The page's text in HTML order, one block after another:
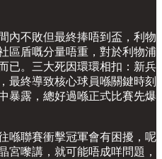
內不敗但最終捧唔到盃，利物
區盾嘅分量唔重，對於利物浦
已。三大死因環環相扣：新兵
最終導致核心球員喺關鍵時刻
暴露，總好過喺正式比賽先爆
喺聯賽衝擊冠軍會有困擾，呢
宮嚟講，就可能唔成咩問題，